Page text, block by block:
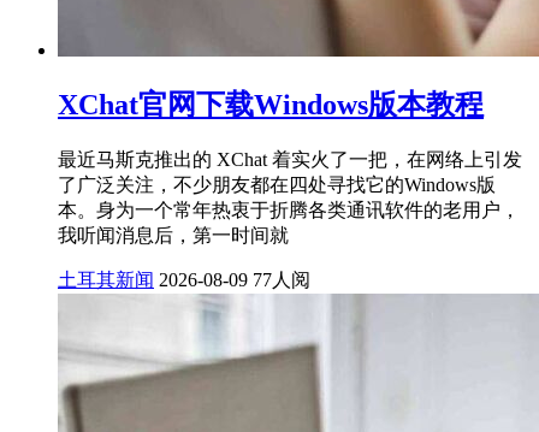
XChat官网下载Windows版本教程
最近马斯克推出的 XChat 着实火了一把，在网络上引发
了广泛关注，不少朋友都在四处寻找它的Windows版
本。身为一个常年热衷于折腾各类通讯软件的老用户，
我听闻消息后，第一时间就
土耳其新闻 2026-08-09 77人阅